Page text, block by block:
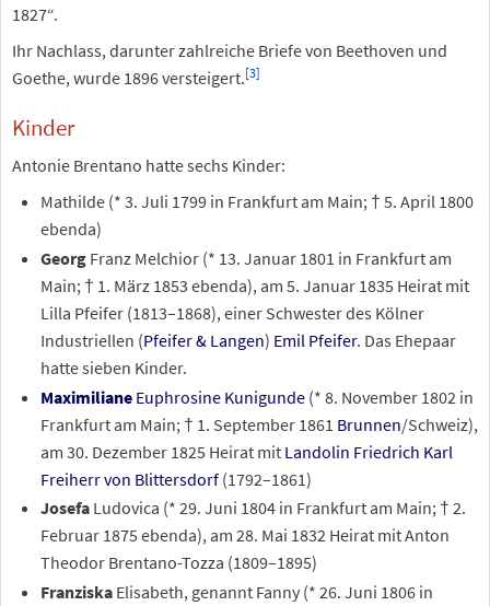
1827“.
Ihr Nachlass, darunter zahlreiche Briefe von Beethoven und
Goethe, wurde 1896 versteigert.[3]
Kinder
Antonie Brentano hatte sechs Kinder:
Mathilde (* 3. Juli 1799 in Frankfurt am Main; † 5. April 1800
ebenda)
GeorgFranz Melchior (* 13. Januar 1801 in Frankfurt am
Main; † 1. März 1853 ebenda), am 5. Januar 1835 Heirat mit
Lilla Pfeifer (1813–1868), einer Schwester des Kölner
Industriellen (Pfeifer & Langen) Emil Pfeifer. Das Ehepaar
hatte sieben Kinder.
MaximilianeEuphrosine Kunigunde(* 8. November 1802 in
Frankfurt am Main; † 1. September 1861 Brunnen/Schweiz),
am 30. Dezember 1825 Heirat mit Landolin Friedrich Karl
Freiherr von Blittersdorf(1792–1861)
JosefaLudovica (* 29. Juni 1804 in Frankfurt am Main; † 2.
Februar 1875 ebenda), am 28. Mai 1832 Heirat mit Anton
Theodor Brentano-Tozza (1809–1895)
FranziskaElisabeth, genannt Fanny (* 26. Juni 1806 in